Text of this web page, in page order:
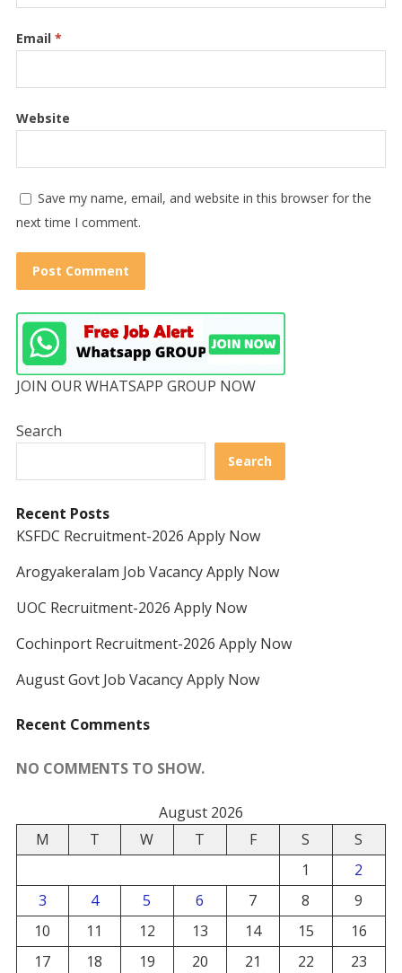
Email *
Website
Save my name, email, and website in this browser for the
next time I comment.
JOIN OUR WHATSAPP GROUP NOW
Search
Search
Recent Posts
KSFDC Recruitment-2026 Apply Now
Arogyakeralam Job Vacancy Apply Now
UOC Recruitment-2026 Apply Now
Cochinport Recruitment-2026 Apply Now
August Govt Job Vacancy Apply Now
Recent Comments
NO COMMENTS TO SHOW.
August 2026
M
T W T F S
S
1
2
3
4 5 6 7 8
9
10
11 12 13 14 15
16
17
18 19 20 21 22 23